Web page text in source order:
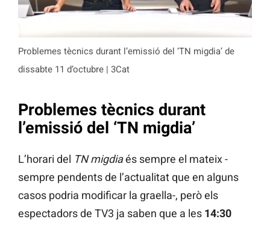
Problemes tècnics durant l’emissió del ‘TN migdia’ de
dissabte 11 d’octubre | 3Cat
Problemes tècnics durant
l’emissió del ‘TN migdia’
L’horari del TN migdiaés sempre el mateix -
sempre pendents de l’actualitat que en alguns
casos podria modificar la graella-, però els
espectadors de TV3 ja saben que a les 14:30